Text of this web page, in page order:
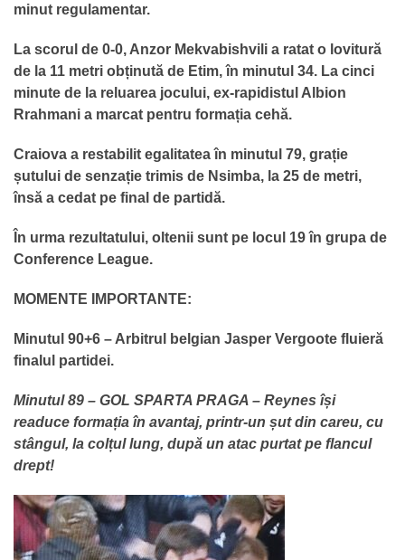
minut regulamentar.
La scorul de 0-0, Anzor Mekvabishvili a ratat o lovitură
de la 11 metri obținută de Etim, în minutul 34. La cinci
minute de la reluarea jocului, ex-rapidistul Albion
Rrahmani a marcat pentru formația cehă.
Craiova a restabilit egalitatea în minutul 79, grație
șutului de senzație trimis de Nsimba, la 25 de metri,
însă a cedat pe final de partidă.
În urma rezultatului, oltenii sunt pe locul 19 în grupa de
Conference League.
MOMENTE IMPORTANTE:
Minutul 90+6 – Arbitrul belgian Jasper Vergoote fluieră
finalul partidei.
Minutul 89 – GOL SPARTA PRAGA – Reynes își
readuce formația în avantaj, printr-un șut din careu, cu
stângul, la colțul lung, după un atac purtat pe flancul
drept!